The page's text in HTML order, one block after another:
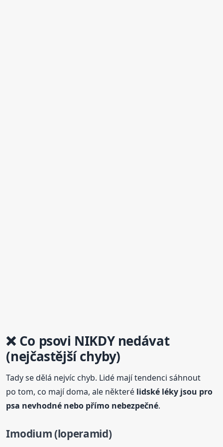
❌ Co psovi NIKDY nedávat
(nejčastější chyby)
Tady se dělá nejvíc chyb. Lidé mají tendenci sáhnout
po tom, co mají doma, ale některé lidské léky jsou pro
psa nevhodné nebo přímo nebezpečné.
Imodium (loperamid)